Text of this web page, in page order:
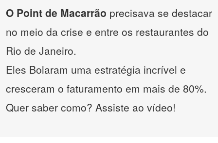
O Point de Macarrão precisava se destacar
no meio da crise e entre os restaurantes do
Rio de Janeiro.
Eles Bolaram uma estratégia incrível e
cresceram o faturamento em mais de 80%.
Quer saber como? Assiste ao vídeo!